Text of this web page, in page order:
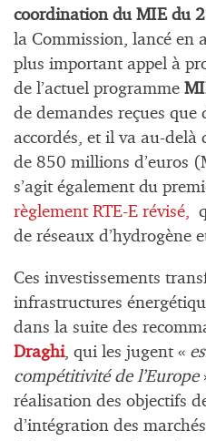
coordination du MIE du
la Commission, lancé en
plus important appel à
de l’actuel programme
de demandes reçues que
accordés, et il va au-
de 850 millions d’euros
s’agit également du
règlement RTE-E révisé,
de réseaux d’hydrogène
Ces investissements
infrastructures
dans la suite des
Draghi, qui les jugent «
compétitivité de l’Europe
réalisation des objectifs
d’intégration des